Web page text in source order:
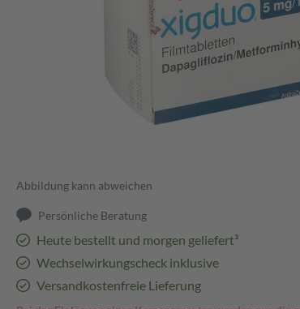
Abbildung kann abweichen
Persönliche Beratung
Heute bestellt und morgen geliefert³
Wechselwirkungscheck inklusive
Versandkostenfreie Lieferung